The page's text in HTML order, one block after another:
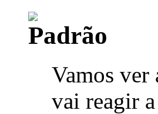
Vamos ver
vai reagir